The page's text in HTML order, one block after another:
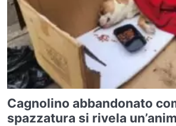
Cagnolino abbandonato
spazzatura si rivela